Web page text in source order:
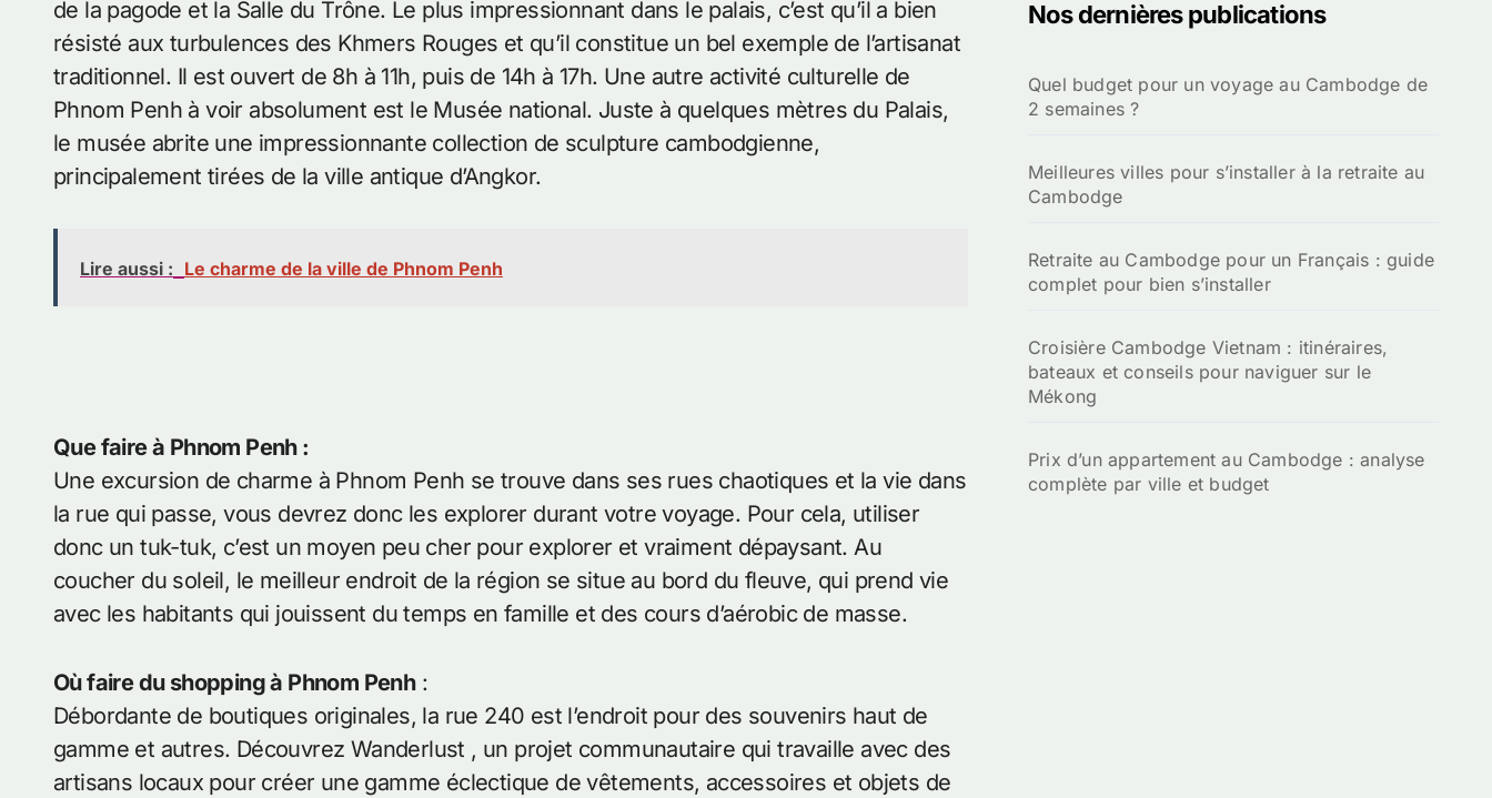
de la pagode et la Salle du Trône. Le plus impressionnant dans le palais, c’est qu’il a bien
résisté aux turbulences des Khmers Rouges et qu’il constitue un bel exemple de l’artisanat
traditionnel. Il est ouvert de 8h à 11h, puis de 14h à 17h. Une autre activité culturelle de
Phnom Penh à voir absolument est le Musée national. Juste à quelques mètres du Palais,
le musée abrite une impressionnante collection de sculpture cambodgienne,
principalement tirées de la ville antique d’Angkor.
Lire aussi : Le charme de la ville de Phnom Penh
Que faire à Phnom Penh :
Une excursion de charme à Phnom Penh se trouve dans ses rues chaotiques et la vie dans
la rue qui passe, vous devrez donc les explorer durant votre voyage. Pour cela, utiliser
donc un tuk-tuk, c’est un moyen peu cher pour explorer et vraiment dépaysant. Au
coucher du soleil, le meilleur endroit de la région se situe au bord du fleuve, qui prend vie
avec les habitants qui jouissent du temps en famille et des cours d’aérobic de masse.
Où faire du shopping à Phnom Penh:
Débordante de boutiques originales, la rue 240 est l’endroit pour des souvenirs haut de
gamme et autres. Découvrez Wanderlust , un projet communautaire qui travaille avec des
artisans locaux pour créer une gamme éclectique de vêtements, accessoires et objets de
Nos dernières publications
Quel budget pour un voyage au Cambodge de
2 semaines ?
Meilleures villes pour s’installer à la retraite au
Cambodge
Retraite au Cambodge pour un Français : guide
complet pour bien s’installer
Croisière Cambodge Vietnam : itinéraires,
bateaux et conseils pour naviguer sur le
Mékong
Prix d’un appartement au Cambodge : analyse
complète par ville et budget